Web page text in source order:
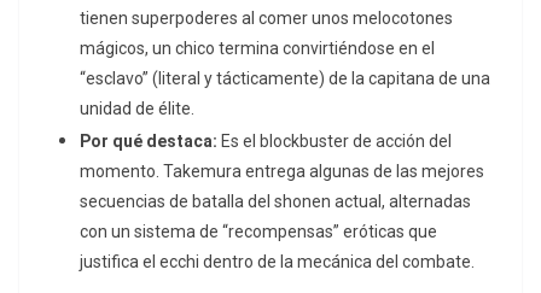
tienen superpoderes al comer unos melocotones
mágicos, un chico termina convirtiéndose en el
“esclavo” (literal y tácticamente) de la capitana de una
unidad de élite.
Por qué destaca: Es el blockbusterde acción del
momento. Takemura entrega algunas de las mejores
secuencias de batalla del shonen actual, alternadas
con un sistema de “recompensas” eróticas que
justifica el ecchi dentro de la mecánica del combate.